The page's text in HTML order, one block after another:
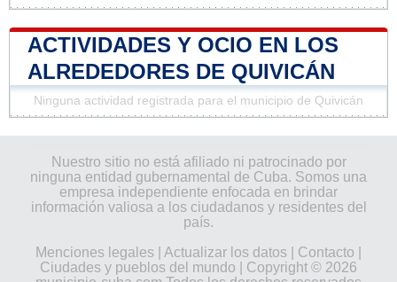
ACTIVIDADES Y OCIO EN LOS
ALREDEDORES DE QUIVICÁN
Ninguna actividad registrada para el municipio de Quivicán
Nuestro sitio no está afiliado ni patrocinado por
ninguna entidad gubernamental de Cuba. Somos una
empresa independiente enfocada en brindar
información valiosa a los ciudadanos y residentes del
país.
Menciones legales
Actualizar los datos Contacto
Ciudades y pueblos del mundo | Copyright © 2026